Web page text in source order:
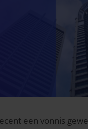
een vonnis